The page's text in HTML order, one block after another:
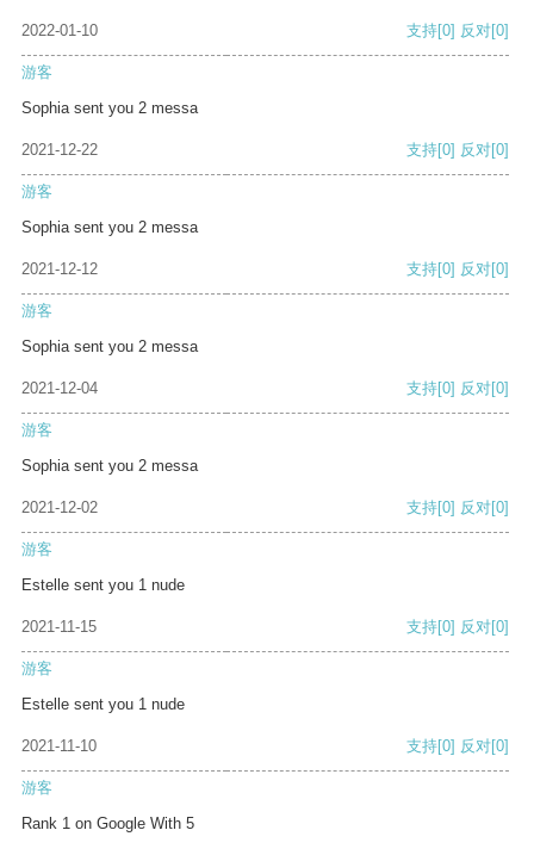
2022-01-10 支持[0] 反对[0]
游客
Sophia sent you 2 messa
2021-12-22 支持[0] 反对[0]
游客
Sophia sent you 2 messa
2021-12-12 支持[0] 反对[0]
游客
Sophia sent you 2 messa
2021-12-04 支持[0] 反对[0]
游客
Sophia sent you 2 messa
2021-12-02 支持[0] 反对[0]
游客
Estelle sent you 1 nude
2021-11-15 支持[0] 反对[0]
游客
Estelle sent you 1 nude
2021-11-10 支持[0] 反对[0]
游客
Rank 1 on Google With 5